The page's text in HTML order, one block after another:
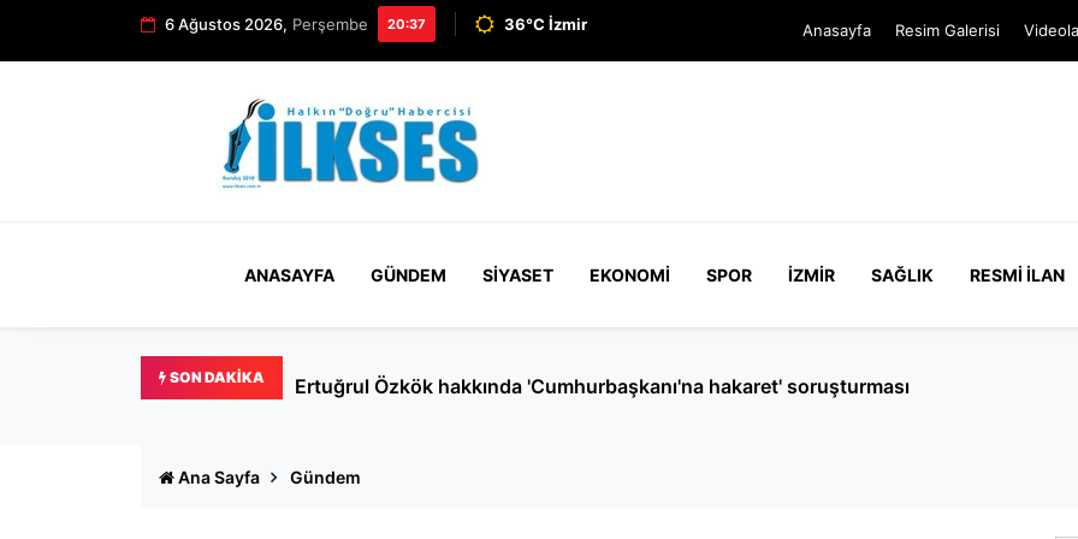
6 Ağustos 2026, Perşembe 20:37 36°C İzmir Anasayfa Resim Galerisi
ANASAYFA GÜNDEM SIYASET EKONOMI SPOR İZMIR SAĞLIK RESMI İLAN
SON DAKIKA Ertuğrul Özkök hakkında 'Cumhurbaşkanı'na hakaret' soruşturması
Ana Sayfa Gündem